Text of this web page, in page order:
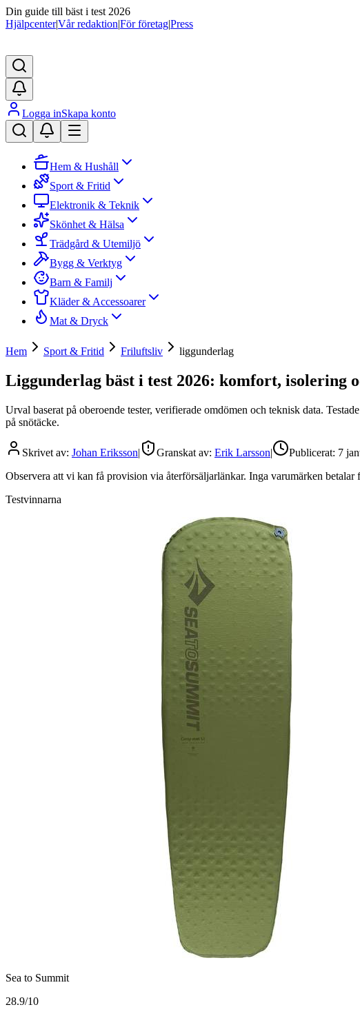
Din guide till bäst i test 2026
Hjälpcenter|Vår redaktion|För företag|Press
Logga inSkapa konto
Hem & Hushåll
Sport & Fritid
Elektronik & Teknik
Skönhet & Hälsa
Trädgård & Utemiljö
Bygg & Verktyg
Barn & Familj
Kläder & Accessoarer
Mat & Dryck
Hem Sport & Fritid Friluftsliv liggunderlag
Liggunderlag bäst i test 2026: komfort, isolering
Urval baserat på oberoende tester, verifierade omdömen och teknisk data.
på snötäcke.
Skrivet av: Johan Eriksson| Granskat av: Erik Larsson| Publicerat: 7
Observera att vi kan få provision via återförsäljarlänkar. Inga varumärken betalar
Testvinnarna
Sea to Summit
28.9/10